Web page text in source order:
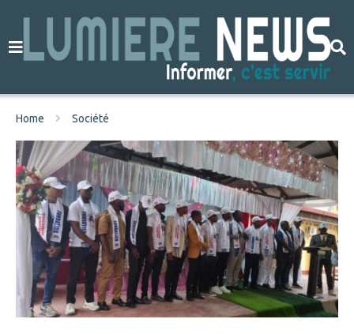
Home Société